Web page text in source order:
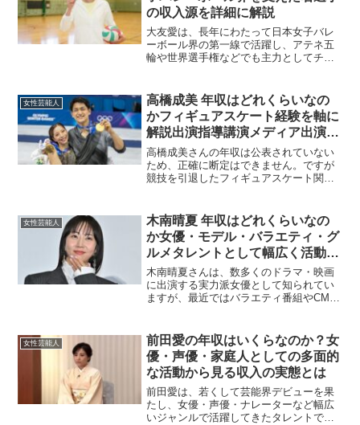
の収入源を詳細に解説
大友愛は、長年にわたって日本女子バレ
ーボール界の第一線で活躍し、アテネ五
輪や世界選手権などでも主力としてチー
が続いています。この記事では、大友愛
の推定年収について詳しく...
女性芸能人
高橋成美 年収はどれくらいなの
かフィギュアスケート経験を軸に
解説出演指導講演メディア出演ア
イスショー関係の仕事まで収入源
を整理して推定年収レンジと上振
れしやすい年の条件をわかりやす
高橋成美さんの年収は公表されていない
ため、正確に断定はできません。ですが
競技を引退したフィギュアスケート関係
「講演」「イベント出演」「スケート関
連の企画参加」など、複数...
女性芸能人
木南晴夏 年収はどれくらいなの
か女優・モデル・バラエティ・グ
ルメタレントとして幅広く活動す
る木南晴夏の収入事情と多方面で
の活躍から見える推定年収を徹底
解説した最新まとめ
木南晴夏さんは、数多くのドラマ・映画
に出演する実力派女優として知られてい
ますが、最近ではバラエティ番組やCM出
を広げています。仕事の幅が広いことで
収入源も多岐にわた...
女性芸能人
前田愛の年収はいくらなのか？女
優・声優・家庭人としての多面的
な活動から見る収入の実態とは
前田愛は、若くして芸能界デビューを果
たし、女優・声優・ナレーターなど幅広
いジャンルで活躍してきたタレントで